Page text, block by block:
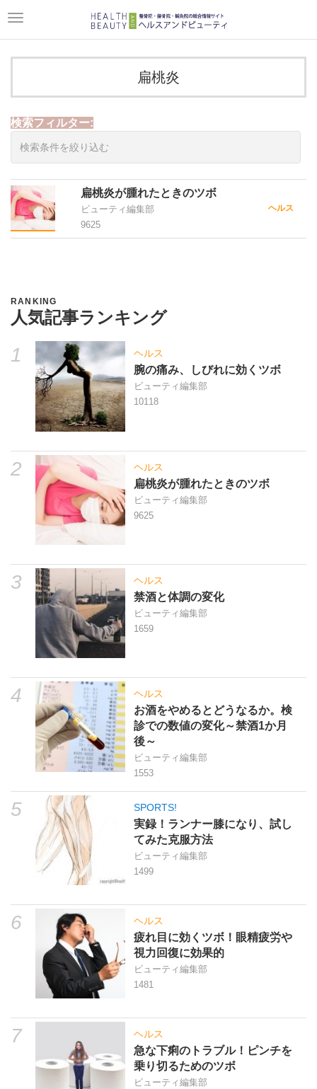
Toggle
扁桃炎
検索フィルター:
扁桃炎が腫れたときのツボ
ビューティ編集部
9625
ヘルス
RANKING
人気記事ランキング
1 ヘルス
腕の痛み、しびれに効くツボ
ビューティ編集部
10118
2 ヘルス
扁桃炎が腫れたときのツボ
ビューティ編集部
9625
3 ヘルス
禁酒と体調の変化
ビューティ編集部
1659
4 ヘルス
お酒をやめるとどうなるか。検
診での数値の変化～禁酒1か月
後～
ビューティ編集部
1553
5 SPORTS!
実録！ランナー膝になり、試し
てみた克服方法
ビューティ編集部
1499
6 ヘルス
疲れ目に効くツボ！眼精疲労や
視力回復に効果的
ビューティ編集部
1481
7 ヘルス
急な下痢のトラブル！ピンチを
乗り切るためのツボ
ビューティ編集部